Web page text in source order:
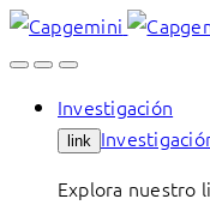
Skip
to
Investigación
link
Explora nuestro